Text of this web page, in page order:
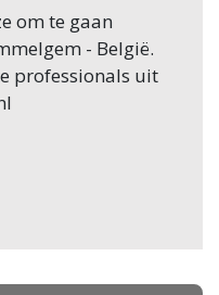
om te gaan
- België.
professionals uit